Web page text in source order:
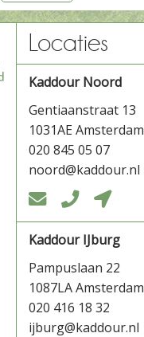
Locaties
Kaddour Noord
Gentiaanstraat 13
1031AE Amsterdam
020 845 05 07
noord@kaddour.nl
  
Kaddour IJburg
Pampuslaan 22
1087LA Amsterdam
020 416 18 32
ijburg@kaddour.nl